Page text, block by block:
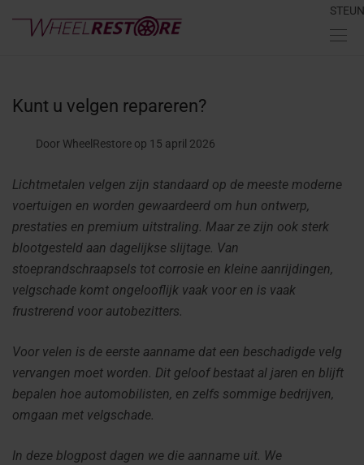
STEUN
Kunt u velgen repareren?
Door WheelRestore op 15 april 2026
Lichtmetalen velgen zijn standaard op de meeste moderne
voertuigen en worden gewaardeerd om hun ontwerp,
prestaties en premium uitstraling. Maar ze zijn ook sterk
blootgesteld aan dagelijkse slijtage. Van
stoeprandschraapsels tot corrosie en kleine aanrijdingen,
velgschade komt ongelooflijk vaak voor en is vaak
frustrerend voor autobezitters.
Voor velen is de eerste aanname dat een beschadigde velg
vervangen moet worden. Dit geloof bestaat al jaren en blijft
bepalen hoe automobilisten, en zelfs sommige bedrijven,
omgaan met velgschade.
In deze blogpost dagen we die aanname uit. We